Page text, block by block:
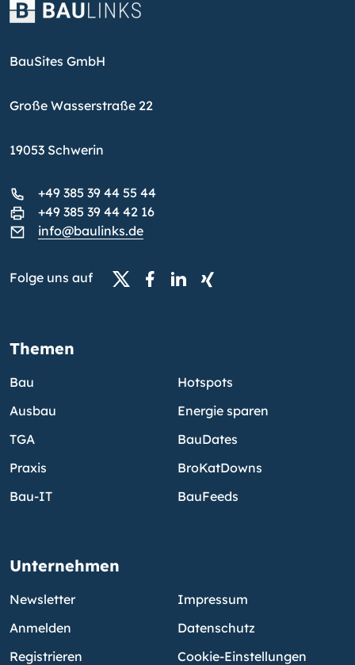
BauSites GmbH
Große Wasserstraße 22
19053 Schwerin
+49 385 39 44 55 44
+49 385 39 44 42 16
info@baulinks.de
Folge uns auf
Themen
Bau
Ausbau
TGA
Praxis
Bau-IT
Hotspots
Energie sparen
BauDates
BroKatDowns
BauFeeds
Unternehmen
Newsletter
Anmelden
Registrieren
Impressum
Datenschutz
Cookie-Einstellungen